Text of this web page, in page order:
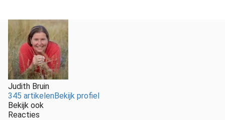
Judith Bruin
345 artikelenBekijk profiel
Bekijk ook
Reacties